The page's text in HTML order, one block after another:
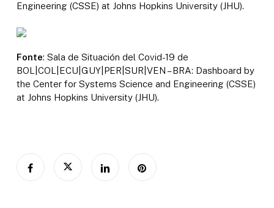
Engineering (CSSE) at Johns Hopkins University (JHU).
Fonte: Sala de Situación del Covid-19 de
BOL|COL|ECU|GUY|PER|SUR|VEN – BRA: Dashboard by
the Center for Systems Science and Engineering (CSSE)
at Johns Hopkins University (JHU).